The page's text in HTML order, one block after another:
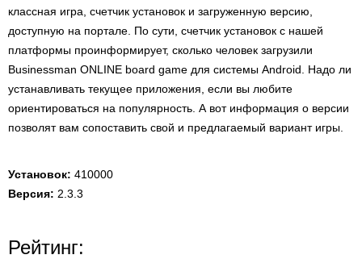
классная игра, счетчик установок и загруженную версию,
доступную на портале. По сути, счетчик установок с нашей
платформы проинформирует, сколько человек загрузили
Businessman ONLINE board game для системы Android. Надо ли
устанавливать текущее приложения, если вы любите
ориентироваться на популярность. А вот информация о версии
позволят вам сопоставить свой и предлагаемый вариант игры.
Установок: 410000
Версия: 2.3.3
Рейтинг: